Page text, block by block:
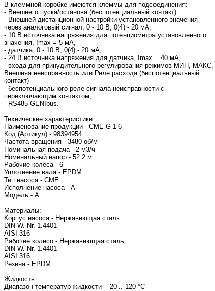
В клеммной коробке имеются клеммы для подсоединения:
- Внешнего пуска/останова (беспотенциальный контакт)
- Внешней дистанционной настройки установленного значения
через аналоговый сигнал, 0 - 10 В, 0(4) - 20 мА,
- 10 В источника напряжения для потенциометра установленного
значения, Imax = 5 мА,
- датчика, 0 - 10 В, 0(4) - 20 мА,
- 24 В источника напряжения для датчика, Imax = 40 мА,
- входа для принудительного регулирования режимов МИН, МАКС,
Внешняя неисправность или Реле расхода (беспотенциальный
контакт)
- беспотенциального реле сигнала неисправности с
переключающим контактом,
- RS485 GENIbus.
Технические характеристики:
Наименование продукции - CME-G 1-6
Код (Артикул) - 98394954
Частота вращения - 3480 об/м
Номинальная подача - 2 м3/ч
Номинальный напор - 52.2 м
Рабочие колеса - 6
Уплотнение вала - EPDM
Тип насоса - CME
Исполнение насоса - A
Модель - A
Материалы:
Корпус насоса - Нержавеющая сталь
DIN W.-Nr. 1.4401
AISI 316
Рабочее колесо - Нержавеющая сталь
DIN W.-Nr. 1.4401
AISI 316
Резина - EPDM
Жидкость:
Диапазон температур жидкости - -20 .. 120 °C